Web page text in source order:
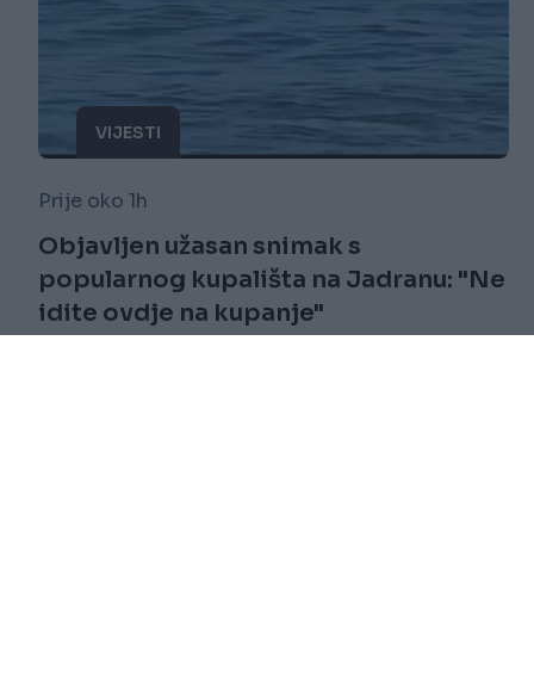
VIJESTI
Prije oko 1h
Objavljen užasan snimak s
popularnog kupališta na Jadranu: "Ne
idite ovdje na kupanje"